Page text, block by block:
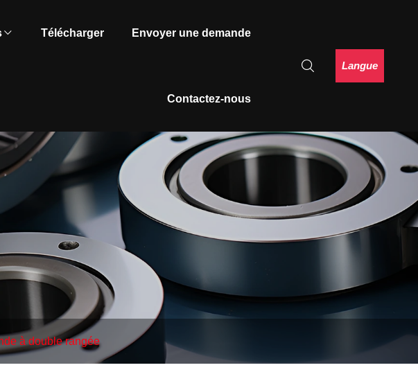
Télécharger Envoyer une demande
Contactez-nous
Langue
à double rangée